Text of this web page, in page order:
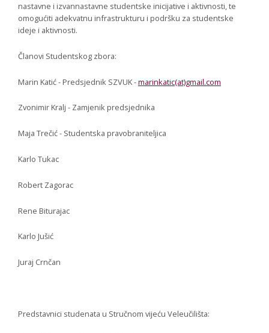
nastavne i izvannastavne studentske inicijative i aktivnosti, te
omogućiti adekvatnu infrastrukturu i podršku za studentske
ideje i aktivnosti.
Članovi Studentskog zbora:
Marin Katić - Predsjednik SZVUK -marinkatic(at)gmail.com
Zvonimir Kralj - Zamjenik predsjednika
Maja Trečić - Studentska pravobraniteljica
Karlo Tukac
Robert Zagorac
Rene Biturajac
Karlo Jušić
Juraj Crnčan
Predstavnici studenata u Stručnom vijeću Veleučilišta: